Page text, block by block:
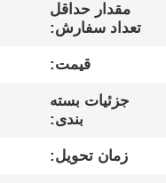
تور
کارخانه
کیفیت
مقدار حداقل
تعداد سفارش:
قیمت:
جزئیات بسته
بندی:
زمان تحویل: